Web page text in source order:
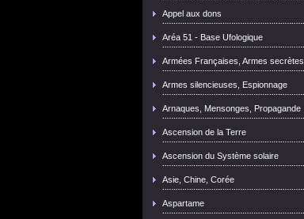
Appel aux dons
Aréa 51 - Base Ufologique
Armées Françaises, Armes secrètes
Armes silencieuses, Espionnage
Arnaques, Mensonges, Propagande
Ascension de la Terre
Ascension du Système solaire
Asie, Chine, Corée
Aspartame